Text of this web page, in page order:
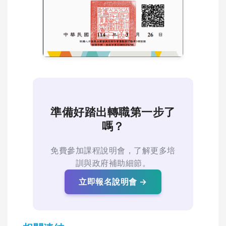
準備好踏出轉職第一步了
嗎？
免費參加課程說明會，了解更多培
訓與政府補助細節。
立即報名說明會 →